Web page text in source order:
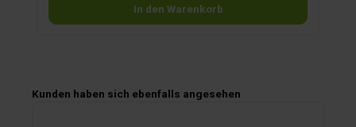
In den Warenkorb
Produktgalerie überspringen
Kunden haben sich ebenfalls angesehen